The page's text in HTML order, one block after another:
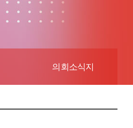
의회소식지